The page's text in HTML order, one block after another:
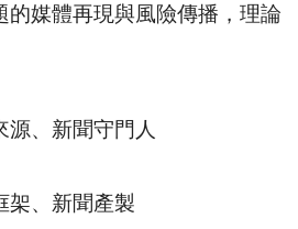
的媒體再現與風險傳播，理論
、新聞守門人
、新聞產製